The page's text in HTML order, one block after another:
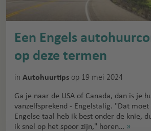
Een Engels
op deze termen
in Autohuurtips op 19 mei 2024
Ga je naar de USA of Canada, dan is je
vanzelfsprekend - Engelstalig. "Dat moet
Engelse taal heb ik best onder de knie,
ik snel op het spoor zijn," horen… »